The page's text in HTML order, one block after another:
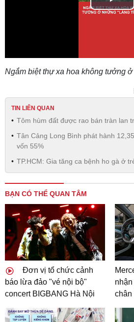
Ngắm biệt thự xa hoa không tưởng ở
TIN LIÊN QUAN
Tôm hùm đất được rao bán tràn lan
Tân Cảng Long Bình phát hành
vốn 55%
TP.HCM: Gia tăng ca bệnh ho gà ở
BẠN CÓ THỂ QUAN TÂM
Đơn vị tổ chức cảnh
báo lừa đảo "vé nội bộ"
concert BIGBANG Hà Nội
chân